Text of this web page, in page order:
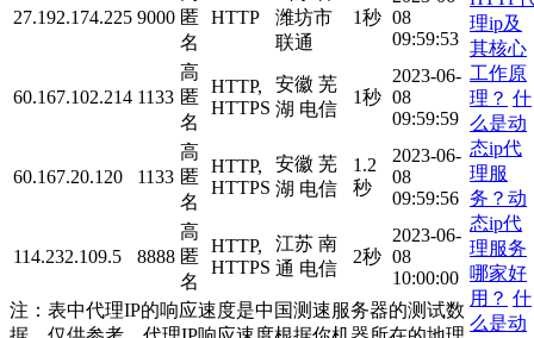
27.192.174.225 9000 匿
名
HTTP
潍坊市
联通
1秒 08
09:59:53
60.167.102.214 1133
高
匿
名
HTTP,
HTTPS
安徽 芜
湖 电信
1秒
2023-06-
08
09:59:59
60.167.20.120 1133
高
匿
名
HTTP,
HTTPS
安徽 芜
湖 电信
1.2
秒
2023-06-
08
09:59:56
114.232.109.5 8888
高
匿
名
HTTP,
HTTPS
江苏 南
通 电信
2秒
2023-06-
08
10:00:00
注：表中代理IP的响应速度是中国测速服务器的测试数
理ip及
其核心
工作原
理？ 什
么是动
态ip代
理服
务？动
态ip代
理服务
哪家好
用？ 什
么是动